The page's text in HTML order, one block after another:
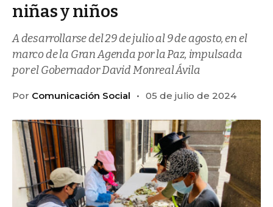
niñas y niños
A desarrollarse del 29 de julio al 9 de agosto, en el
marco de la Gran Agenda por la Paz, impulsada
por el Gobernador David Monreal Ávila
Por Comunicación Social 05 de julio de 2024